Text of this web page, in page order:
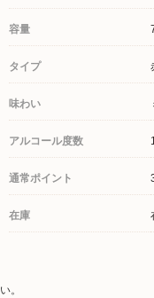
容量
タイプ
味わい
アルコール度数
通常ポイント
在庫
。